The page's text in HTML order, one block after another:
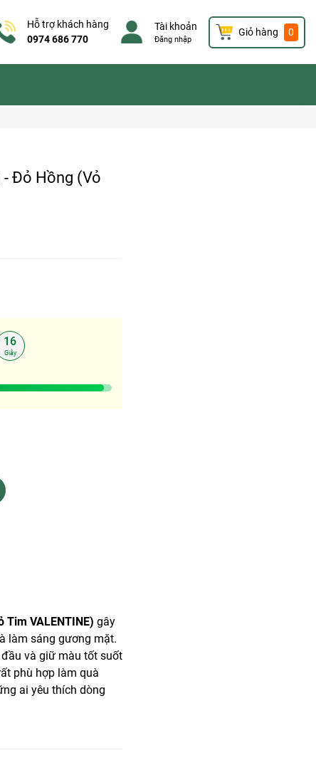
Hỗ trợ khách hàng
0974 686 770
Tài khoản
Đăng nhập
Giỏ hàng 0
- Đỏ Hồng (Vỏ
16
Giây
Tim VALENTINE) gây
làm sáng gương mặt.
và giữ màu tốt suốt
phù hợp làm quà
ai yêu thích dòng